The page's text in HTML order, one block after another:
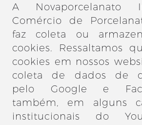
A Novaporcelanato
Comércio de
faz coleta ou
cookies. Ressaltamos
cookies em nossos
coleta de dados de
pelo Google e
também, em alguns
institucionais do